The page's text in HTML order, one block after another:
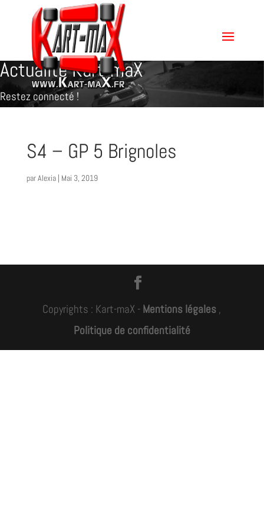
Actualité Kart-maX
Restez connecté !
S4 – GP 5 Brignoles
parAlexia| Mai 3, 2019
Copyrights : Kart-maX - Mentions légales ,
Politique de confidentialité